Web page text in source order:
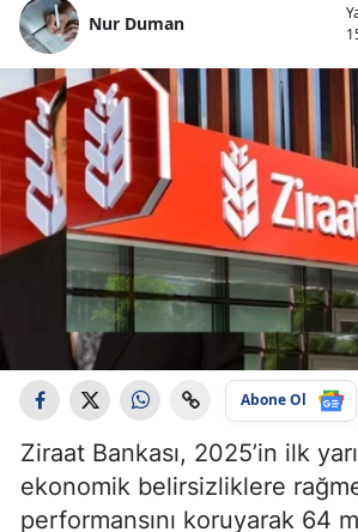
Nur Duman
Abone Ol
Ziraat Bankası, 2025’in ilk
ekonomik belirsizliklere
performansını koruyarak 64